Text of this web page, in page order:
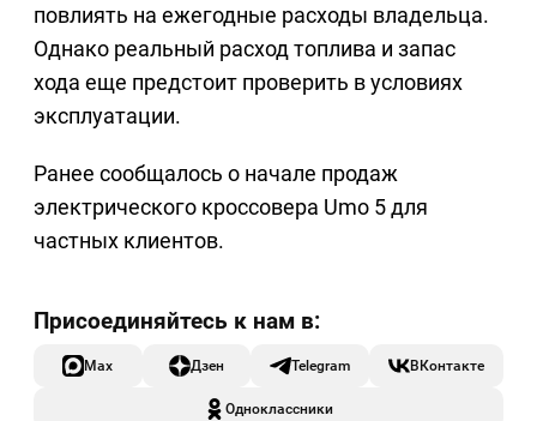
повлиять на ежегодные расходы владельца.
Однако реальный расход топлива и запас
хода еще предстоит проверить в условиях
эксплуатации.
Ранее сообщалось о начале продаж
электрического кроссовера Umo 5 для
частных клиентов.
Max Дзен Telegram ВКонтакте
Одноклассники